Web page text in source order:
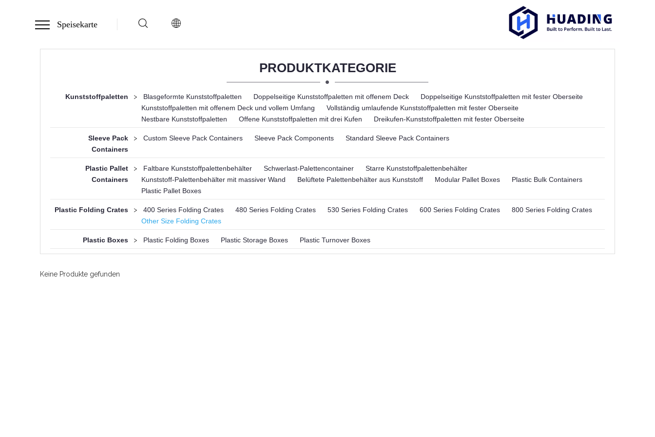
Speisekarte
PRODUKTKATEGORIE
Kunststoffpaletten > Blasgeformte Kunststoffpaletten Doppelseitige Kunststoffpaletten mit offenem Deck
Doppelseitige Kunststoffpaletten mit fester Oberseite
Kunststoffpaletten mit offenem Deck und vollem Umfang
Vollständig umlaufende Kunststoffpaletten mit fester Oberseite
Nestbare Kunststoffpaletten
Offene Kunststoffpaletten mit drei Kufen Dreikufen-Kunststoffpaletten mit fester Oberseite
Sleeve Pack
Containers
> Custom Sleeve Pack Containers Sleeve Pack Components Standard Sleeve Pack Containers
Plastic Pallet
Containers
> Faltbare Kunststoffpalettenbehälter Schwerlast-Palettencontainer
Starre Kunststoffpalettenbehälter
Kunststoff-Palettenbehälter mit massiver Wand
Belüftete Palettenbehälter aus Kunststoff Modular Pallet Boxes
Plastic Bulk Containers
Plastic Pallet Boxes
Plastic Folding Crates > 400 Series Folding Crates 480 Series Folding Crates 530 Series Folding Crates 600 Series Folding Crates
800 Series Folding Crates
Other Size Folding Crates
Plastic Boxes > Plastic Folding Boxes Plastic Storage Boxes Plastic Turnover Boxes
Keine Produkte gefunden